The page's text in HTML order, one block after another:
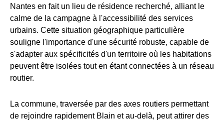
Nantes en fait un lieu de résidence recherché, alliant le
calme de la campagne à l'accessibilité des services
urbains. Cette situation géographique particulière
souligne l'importance d'une sécurité robuste, capable de
s'adapter aux spécificités d'un territoire où les habitations
peuvent être isolées tout en étant connectées à un réseau
routier.
La commune, traversée par des axes routiers permettant
de rejoindre rapidement Blain et au-delà, peut attirer des